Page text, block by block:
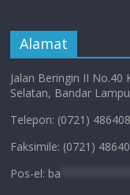
Alamat
Jalan Beringin II
Selatan, Bandar
Telepon: (0721)
Faksimile: (0721)
Pos-el: ba